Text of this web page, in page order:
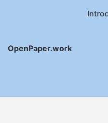
OpenPaper.work